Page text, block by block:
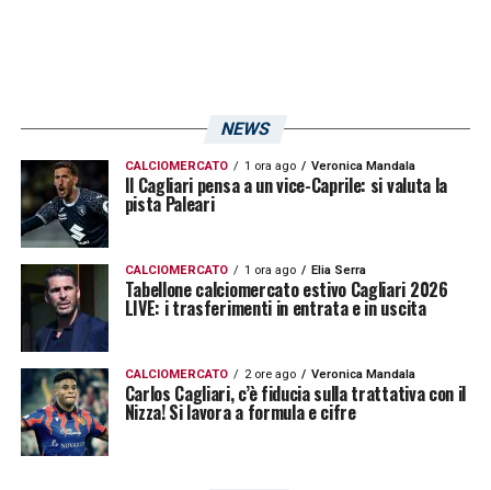
NEWS
CALCIOMERCATO 1 ora ago Veronica Mandala
Il Cagliari pensa a un vice-Caprile: si valuta la
pista Paleari
CALCIOMERCATO 1 ora ago Elia Serra
Tabellone calciomercato estivo Cagliari 2026
LIVE: i trasferimenti in entrata e in uscita
CALCIOMERCATO 2 ore ago Veronica Mandala
Carlos Cagliari, c’è fiducia sulla trattativa con il
Nizza! Si lavora a formula e cifre